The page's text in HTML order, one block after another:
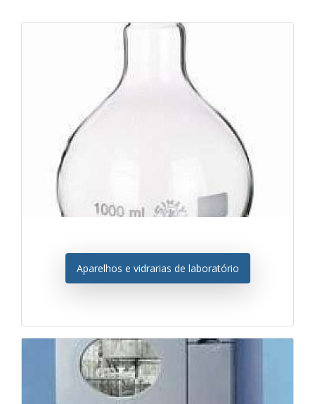
Aparelhos e vidrarias de laboratório